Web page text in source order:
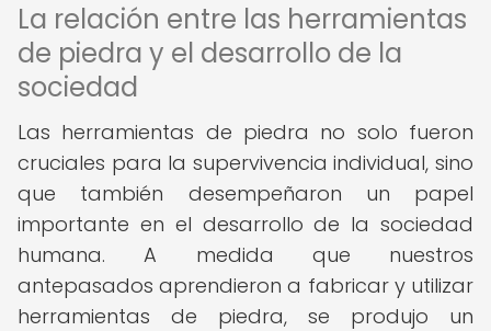
La relación entre las herramientas
de piedra y el desarrollo de la
sociedad
Las herramientas de piedra no solo fueron
cruciales para la supervivencia individual, sino
que también desempeñaron un papel
importante en el desarrollo de la sociedad
humana. A medida que nuestros
antepasados aprendieron a fabricar y utilizar
herramientas de piedra, se produjo un